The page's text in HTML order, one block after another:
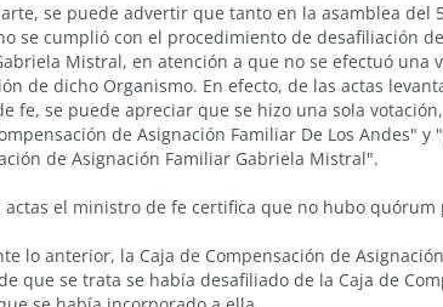
se puede advertir que tanto en la asamblea del
se cumplió con el procedimiento de desafiliación
Mistral, en atención a que no se efectuó una
de dicho Organismo. En efecto, de las actas
fe, se puede apreciar que se hizo una sola
de Asignación Familiar De Los Andes"
de Asignación Familiar Gabriela Mistral".
actas el ministro de fe certifica que no hubo
lo anterior, la Caja de Compensación de
que se trata se había desafiliado de la Caja de